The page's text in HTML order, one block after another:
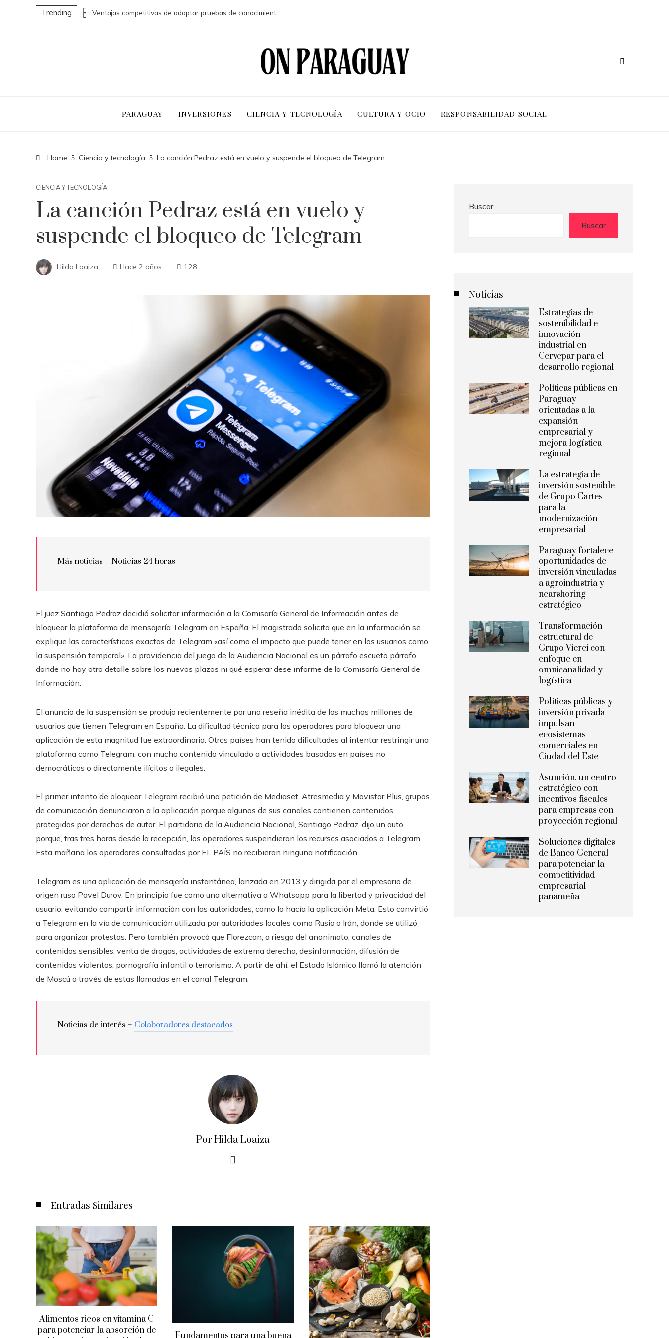
Trending Cómo la economía azul puede transformar la economía nacional de Belice
PARAGUAY INVERSIONES CIENCIA Y TECNOLOGÍA CULTURA Y OCIO RESPONSABILIDAD SOCIAL
Home Ciencia y tecnología La canción Pedraz está en vuelo y suspende el bloqueo de Telegram
CIENCIA Y TECNOLOGÍA
La canción Pedraz está en vuelo y
suspende el bloqueo de Telegram
Hilda Loaiza Hace 2 años 128
Más noticias – Noticias 24 horas
El juez Santiago Pedraz decidió solicitar información a la Comisaría General de Información antes de
bloquear la plataforma de mensajería Telegram en España. El magistrado solicita que en la información se
explique las características exactas de Telegram «así como el impacto que puede tener en los usuarios como
la suspensión temporal». La providencia del juego de la Audiencia Nacional es un párrafo escueto párrafo
donde no hay otro detalle sobre los nuevos plazos ni qué esperar dese informe de la Comisaría General de
Información.
El anuncio de la suspensión se produjo recientemente por una reseña inédita de los muchos millones de
usuarios que tienen Telegram en España. La dificultad técnica para los operadores para bloquear una
aplicación de esta magnitud fue extraordinaria. Otros países han tenido dificultades al intentar restringir una
plataforma como Telegram, con mucho contenido vinculado a actividades basadas en países no
democráticos o directamente ilícitos o ilegales.
El primer intento de bloquear Telegram recibió una petición de Mediaset, Atresmedia y Movistar Plus, grupos
de comunicación denunciaron a la aplicación porque algunos de sus canales contienen contenidos
protegidos por derechos de autor. El partidario de la Audiencia Nacional, Santiago Pedraz, dijo un auto
porque, tras tres horas desde la recepción, los operadores suspendieron los recursos asociados a Telegram.
Esta mañana los operadores consultados por EL PAÍS no recibieron ninguna notificación.
Telegram es una aplicación de mensajería instantánea, lanzada en 2013 y dirigida por el empresario de
origen ruso Pavel Durov. En principio fue como una alternativa a Whatsapp para la libertad y privacidad del
usuario, evitando compartir información con las autoridades, como lo hacía la aplicación Meta. Esto convirtió
a Telegram en la vía de comunicación utilizada por autoridades locales como Rusia o Irán, donde se utilizó
para organizar protestas. Pero también provocó que Florezcan, a riesgo del anonimato, canales de
contenidos sensibles: venta de drogas, actividades de extrema derecha, desinformación, difusión de
contenidos violentos, pornografía infantil o terrorismo. A partir de ahí, el Estado Islámico llamó la atención
de Moscú a través de estas llamadas en el canal Telegram.
Noticias de interés – Colaboradores destacados
Por Hilda Loaiza
Entradas Similares
Alimentos ricos en vitamina C
para potenciar la absorción de
Fundamentos para una buena
Buscar
Buscar
Noticias
Estrategias de
sostenibilidad e
innovación
industrial en
Cervepar para el
desarrollo regional
Políticas públicas en
Paraguay
orientadas a la
expansión
empresarial y
mejora logística
regional
La estrategia de
inversión sostenible
de Grupo Cartes
para la
modernización
empresarial
Paraguay fortalece
oportunidades de
inversión vinculadas
a agroindustria y
nearshoring
estratégico
Transformación
estructural de
Grupo Vierci con
enfoque en
omnicanalidad y
logística
Políticas públicas y
inversión privada
impulsan
ecosistemas
comerciales en
Ciudad del Este
Asunción, un centro
estratégico con
incentivos fiscales
para empresas con
proyección regional
Soluciones digitales
de Banco General
para potenciar la
competitividad
empresarial
panameña